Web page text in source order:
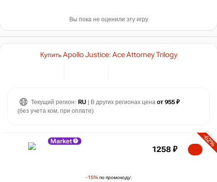
Вы пока не оценили эту игру
Купить Apollo Justice: Ace Attorney Trilogy
Текущий регион: RU | В других регионах цена от 955 ₽
(без учета ком. при оплате)
Market
-15%по промокоду:
-62%
1258 ₽